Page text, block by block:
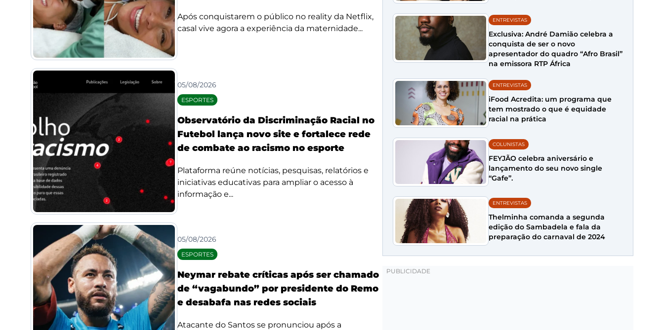
Após conquistarem o público no reality da Netflix,
casal vive agora a experiência da maternidade...
05/08/2026
ESPORTES
Observatório da Discriminação Racial no
Futebol lança novo site e fortalece rede
de combate ao racismo no esporte
Plataforma reúne notícias, pesquisas, relatórios e
iniciativas educativas para ampliar o acesso à
informação e...
05/08/2026
ESPORTES
Neymar rebate críticas após ser chamado
de “vagabundo” por presidente do Remo
e desabafa nas redes sociais
Atacante do Santos se pronunciou após a
ENTREVISTAS
Exclusiva: André Damião celebra a
conquista de ser o novo
apresentador do quadro “Afro Brasil”
na emissora RTP África
ENTREVISTAS
iFood Acredita: um programa que
tem mostrado o que é equidade
racial na prática
COLUNISTAS
FEYJÃO celebra aniversário e
lançamento do seu novo single
“Gafe”.
ENTREVISTAS
Thelminha comanda a segunda
edição do Sambadela e fala da
preparação do carnaval de 2024